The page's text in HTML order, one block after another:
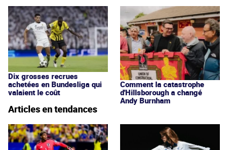
Dix grosses recrues
achetées en Bundesliga qui
valaient le coût
Comment la catastrophe
d'Hillsborough a changé
Andy Burnham
Articles en tendances